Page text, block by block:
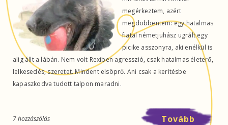
megérkeztem, azért
megdöbbentem: egy hatalmas
fiatal németjuhász ugrált egy
picike asszonyra, aki enélkül is
alig állt a lábán. Nem volt Rexiben agresszió, csak hatalmas életerő,
lelkesedés, szeretet. Mindent elsöprő. Ani csak a kerítésbe
kapaszkodva tudott talpon maradni.
Tovább
7 hozzászólás